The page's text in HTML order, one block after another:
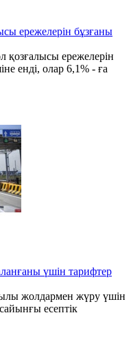
ережелерін бұзғаны
қозғалысы ережелерін
енді, олар 6,1% - ға
үшін тарифтер
жолдармен жүру үшін
есептік